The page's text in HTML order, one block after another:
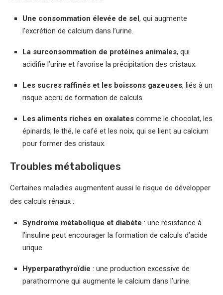
Une consommation élevée de sel, qui augmente
l’excrétion de calcium dans l’urine.
La surconsommation de protéines animales, qui
acidifie l’urine et favorise la précipitation des cristaux.
Les sucres raffinés et les boissons gazeuses, liés à un
risque accru de formation de calculs.
Les aliments riches en oxalates comme le chocolat, les
épinards, le thé, le café et les noix, qui se lient au calcium
pour former des cristaux.
Troubles métaboliques
Certaines maladies augmentent aussi le risque de développer
des calculs rénaux :
Syndrome métabolique et diabète : une résistance à
l’insuline peut encourager la formation de calculs d’acide
urique.
Hyperparathyroïdie : une production excessive de
parathormone qui augmente le calcium dans l’urine.